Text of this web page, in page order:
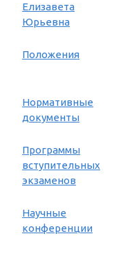
Елизавета
Юрьевна
Положения
Нормативные
документы
Программы
вступительных
экзаменов
Научные
конференции